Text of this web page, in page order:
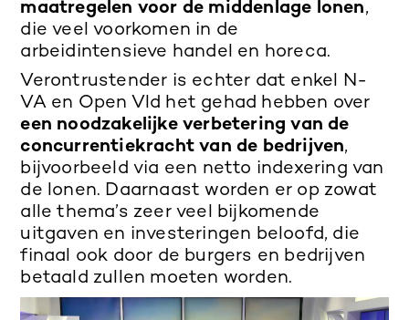
maatregelen voor de middenlage lonen,
die veel voorkomen in de
arbeidintensieve handel en horeca.
Verontrustender is echter dat enkel N-
VA en Open Vld het gehad hebben over
een noodzakelijke verbetering van de
concurrentiekracht van de bedrijven,
bijvoorbeeld via een netto indexering van
de lonen. Daarnaast worden er op zowat
alle thema’s zeer veel bijkomende
uitgaven en investeringen beloofd, die
finaal ook door de burgers en bedrijven
betaald zullen moeten worden.